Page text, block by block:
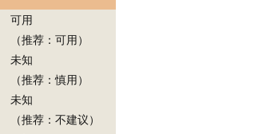
可用
（推荐：可用）
未知
（推荐：慎用）
未知
（推荐：不建议）